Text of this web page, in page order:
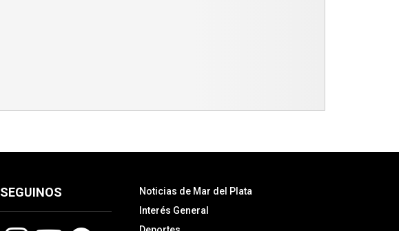
SEGUINOS
Noticias de Mar del Plata
Interés General